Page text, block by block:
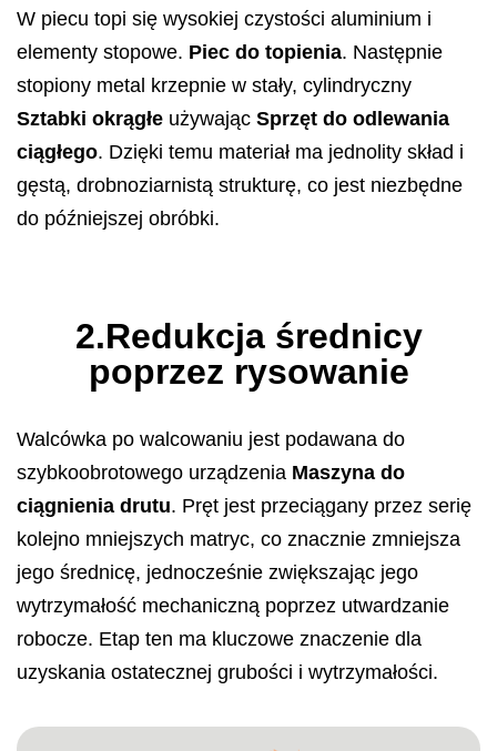
W piecu topi się wysokiej czystości aluminium i
elementy stopowe. Piec do topienia. Następnie
stopiony metal krzepnie w stały, cylindryczny
Sztabki okrągłe używając Sprzęt do odlewania
ciągłego. Dzięki temu materiał ma jednolity skład i
gęstą, drobnoziarnistą strukturę, co jest niezbędne
do późniejszej obróbki.
2.Redukcja średnicy
poprzez rysowanie
Walcówka po walcowaniu jest podawana do
szybkoobrotowego urządzenia Maszyna do
ciągnienia drutu. Pręt jest przeciągany przez serię
kolejno mniejszych matryc, co znacznie zmniejsza
jego średnicę, jednocześnie zwiększając jego
wytrzymałość mechaniczną poprzez utwardzanie
robocze. Etap ten ma kluczowe znaczenie dla
uzyskania ostatecznej grubości i wytrzymałości.